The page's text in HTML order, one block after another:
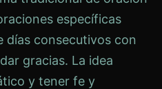
específicas
días consecutivos con
gracias. La idea
y tener fe y